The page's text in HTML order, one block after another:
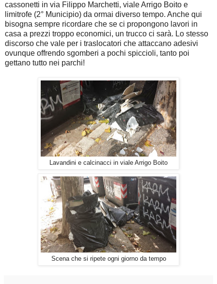
cassonetti in via Filippo Marchetti, viale Arrigo Boito e
limitrofe (2° Municipio) da ormai diverso tempo. Anche qui
bisogna sempre ricordare che se ci propongono lavori in
casa a prezzi troppo economici, un trucco ci sarà. Lo stesso
discorso che vale per i traslocatori che attaccano adesivi
ovunque offrendo sgomberi a pochi spiccioli, tanto poi
gettano tutto nei parchi!
Lavandini e calcinacci in viale Arrigo Boito
Scena che si ripete ogni giorno da tempo